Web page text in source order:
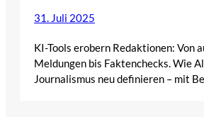
31. Juli 2025
KI-Tools erobern Redaktionen: Von
Meldungen bis Faktenchecks. Wie
Journalismus neu definieren – mit